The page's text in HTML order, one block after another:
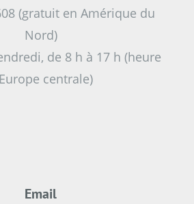
(gratuit en Amérique du
Nord)
de 8 h à 17 h (heure
centrale)
Email